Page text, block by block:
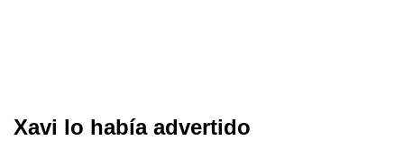
Xavi lo había advertido